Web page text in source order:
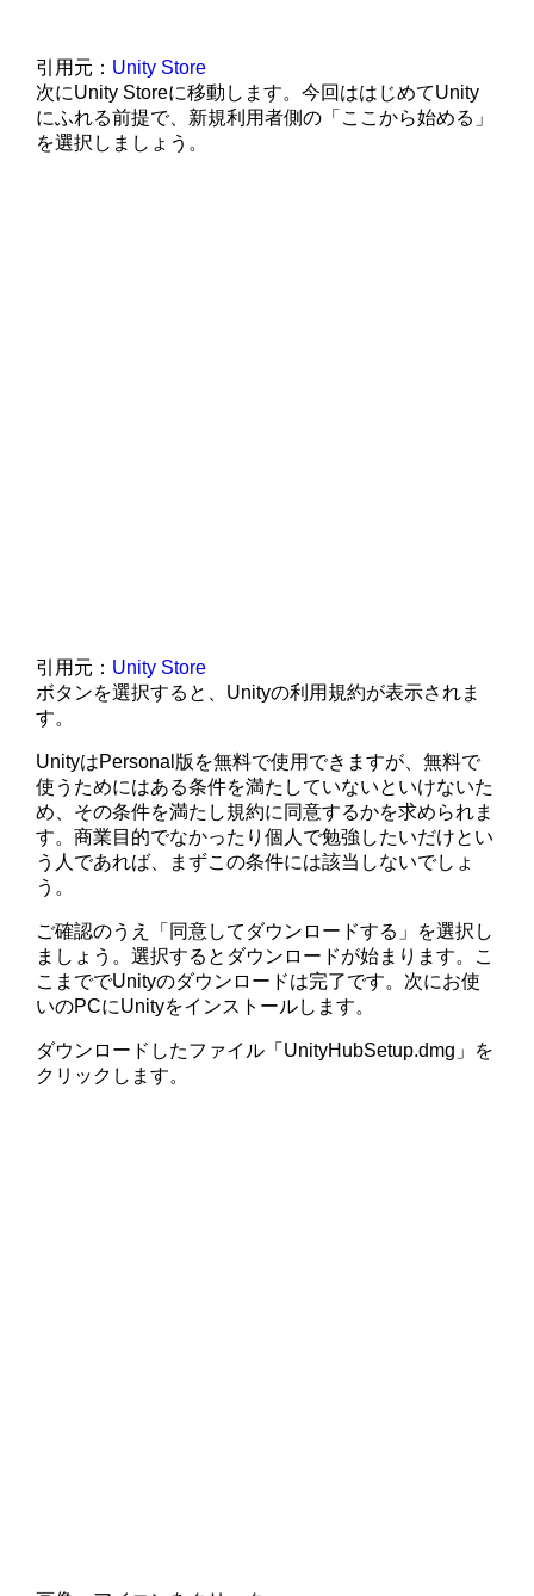
引用元： Unity Store
次にUnity Storeに移動します。今回ははじめてUnity
にふれる前提で、新規利用者側の「ここから始める」
を選択しましょう。
引用元： Unity Store
ボタンを選択すると、Unityの利用規約が表示されま
す。
UnityはPersonal版を無料で使用できますが、無料で
使うためにはある条件を満たしていないといけないた
め、その条件を満たし規約に同意するかを求められま
す。商業目的でなかったり個人で勉強したいだけとい
う人であれば、まずこの条件には該当しないでしょ
う。
ご確認のうえ「同意してダウンロードする」を選択し
ましょう。選択するとダウンロードが始まります。こ
こまででUnityのダウンロードは完了です。次にお使
いのPCにUnityをインストールします。
ダウンロードしたファイル「UnityHubSetup.dmg」を
クリックします。